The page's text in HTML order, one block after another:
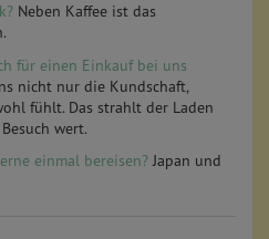
Neben Kaffee ist das
für einen Einkauf bei uns
nicht nur die Kundschaft,
fühlt. Das strahlt der Laden
wert.
einmal bereisen?Japan und